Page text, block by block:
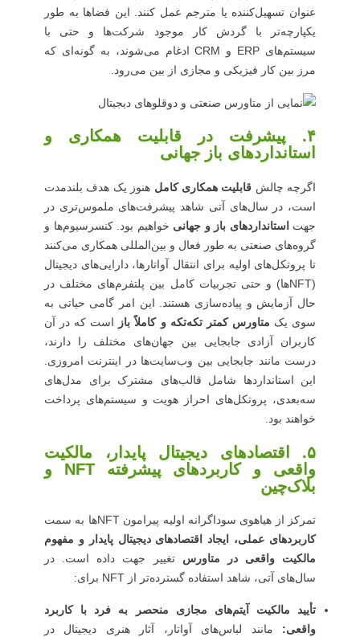
عنوان تسهیل‌کننده یا مترجم عمل کنند. این فضاها به طور
یکپارچه‌تر با گردش کار موجود شرکت‌ها و حتی با
سیستم‌های ERP و CRM ادغام می‌شوند، به گونه‌ای که
مرز بین کار فیزیکی و مجازی از بین می‌رود.
۴. پیشرفت در قابلیت همکاری و
استانداردهای باز جهانی
اگرچه چالش قابلیت همکاری کامل هنوز یک هدف بلندمدت
است، در سال‌های آتی شاهد پیشرفت‌های ملموس‌تری در
جهت استانداردهای باز و جهانی خواهیم بود. کنسرسیوم‌ها و
گروه‌های صنعتی به طور فعال و بین‌المللی همکاری می‌کنند
تا پروتکل‌های اولیه برای انتقال آواتارها، دارایی‌های دیجیتال
(NFT‌ها) و حتی تجربیات کامل بین پلتفرم‌های مختلف در
حال آزمایش و پیاده‌سازی هستند. این امر گامی حیاتی به
سوی یک متاورس کمتر تکه‌تکه و کاملاً باز
است که در آن
کاربران آزادی جابجایی بین جهان‌های مختلف را دارند،
درست مانند جابجایی بین وب‌سایت‌ها در اینترنت امروزی.
این استانداردها شامل قالب‌های مشترک برای مدل‌های
سه‌بعدی، پروتکل‌های احراز هویت و سیستم‌های پرداخت
خواهند بود.
۵. اقتصادهای دیجیتال پایدار، مالکیت
واقعی و کاربردهای پیشرفته NFT و
بلاک‌چین
تمرکز از هیاهوی سوداگرانه اولیه پیرامون NFT‌ها به سمت
کاربردهای عملی، ایجاد اقتصادهای دیجیتال پایدار و مفهوم
مالکیت واقعی در متاورس تغییر جهت داده است. در
سال‌های آتی، شاهد استفاده گسترده‌تر از NFT برای:
تأیید مالکیت آیتم‌های مجازی منحصر به فرد با کاربرد
واقعی: مانند لباس‌های آواتار، آثار هنری دیجیتال در